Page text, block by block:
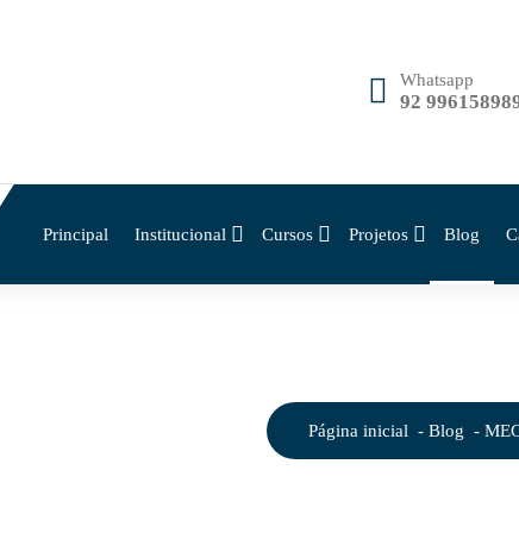
Whatsapp
92
Principal Institucional Cursos Projetos Blog
Página inicial - Blog -